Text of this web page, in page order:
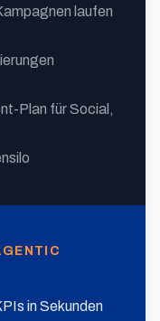
laufen
Plan für Social,
in Sekunden